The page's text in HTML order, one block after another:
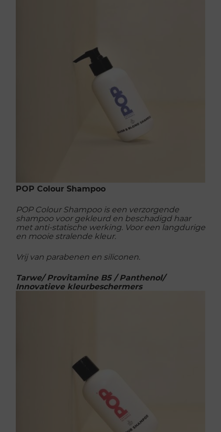
POP Colour Shampoo
POP Colour Shampoo is een verzorgende
shampoo voor gekleurd en beschadigd haar
met anti-statische werking. Voor een langdurige
en mooie stralende kleur.
Vrij van parabenen en siliconen.
Tarwe/ Provitamine B5 / Panthenol/
Innovatieve kleurbeschermers